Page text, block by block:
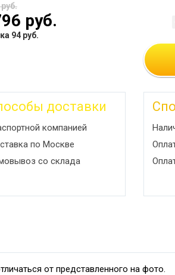
руб.
94 руб.
доставки
компанией
по Москве
со склада
от представленного на фото.